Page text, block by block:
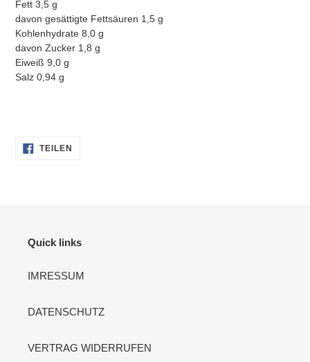
Fett 3,5 g
davon gesättigte Fettsäuren 1,5 g
Kohlenhydrate 8,0 g
davon Zucker 1,8 g
Eiweiß 9,0 g
Salz 0,94 g
TEILEN
Quick links
IMRESSUM
DATENSCHUTZ
VERTRAG WIDERRUFEN